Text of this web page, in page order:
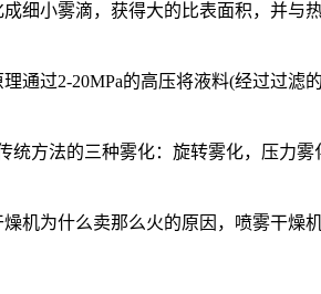
细小雾滴，获得大的比表面积，并
通过2-20MPa的高压将液料(经过过
方法的三种雾化：旋转雾化，压力
机为什么卖那么火的原因，喷雾干燥